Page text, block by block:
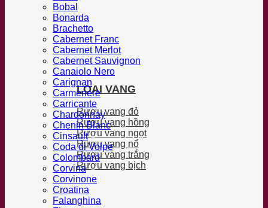
LOẠI VANG
Rượu vang đỏ
Rượu vang hồng
Rượu vang ngọt
Rượu vang nổ
Rượu vang trắng
Rượu vang bịch
Bobal
Bonarda
Brachetto
Cabernet Franc
Cabernet Merlot
Cabernet Sauvignon
Canaiolo Nero
Carignan
Carmenere
Carricante
Chardonnay
Chenin Blanc
Cinsault
Coda di Volpe
Colombard
Corvina
Corvinone
Croatina
Falanghina